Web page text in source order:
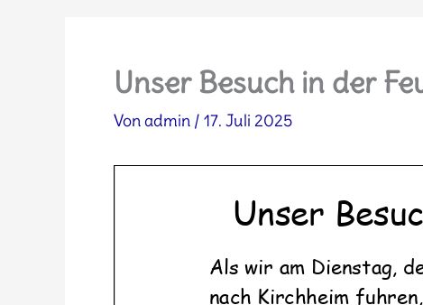
Unser Besuch in der
Vonadmin / 17. Juli 2025